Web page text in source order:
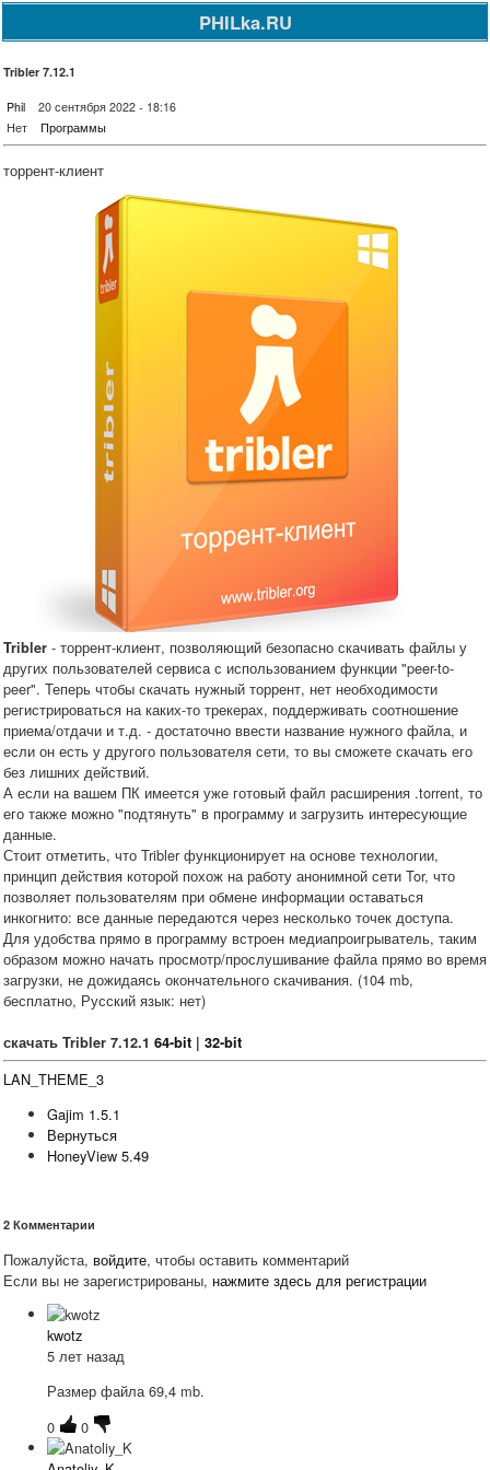
PHILka.RU
Tribler 7.12.1
Phil
20 сентября 2022 - 18:16
Нет
Программы
торрент-клиент
Tribler - торрент-клиент, позволяющий безопасно скачивать файлы у
других пользователей сервиса с использованием функции "peer-to-
peer". Теперь чтобы скачать нужный торрент, нет необходимости
регистрироваться на каких-то трекерах, поддерживать соотношение
приема/отдачи и т.д. - достаточно ввести название нужного файла, и
если он есть у другого пользователя сети, то вы сможете скачать его
без лишних действий.
А если на вашем ПК имеется уже готовый файл расширения .torrent, то
его также можно "подтянуть" в программу и загрузить интересующие
данные.
Стоит отметить, что Tribler функционирует на основе технологии,
принцип действия которой похож на работу анонимной сети Tor, что
позволяет пользователям при обмене информации оставаться
инкогнито: все данные передаются через несколько точек доступа.
Для удобства прямо в программу встроен медиапроигрыватель, таким
образом можно начать просмотр/прослушивание файла прямо во время
загрузки, не дожидаясь окончательного скачивания. (104 mb,
бесплатно, Русский язык: нет)
скачать Tribler 7.12.1 64-bit | 32-bit
LAN_THEME_3
Gajim 1.5.1
Вернуться
HoneyView 5.49
2 Комментарии
Пожалуйста, войдите, чтобы оставить комментарий
Если вы не зарегистрированы, нажмите здесь для регистрации
kwotz
5 лет назад
Размер файла 69,4 mb.
0
0